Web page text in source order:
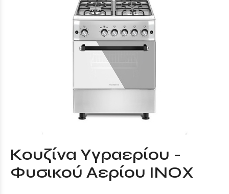
Κουζίνα Υγραερίου -
Φυσικού Αερίου ΙΝΟΧ